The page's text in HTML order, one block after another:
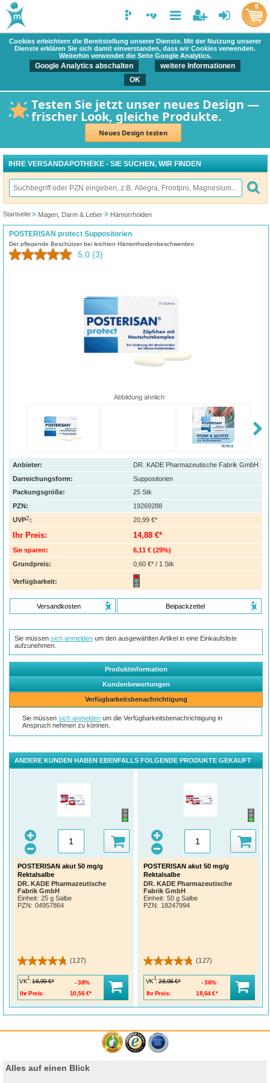
Cookies erleichtern die Bereitstellung unserer Dienste. Mit der Nutzung unserer
Dienste erklären Sie sich damit einverstanden, dass wir Cookies verwenden.
Weiterhin verwendet die Seite Google Analytics.
Google Analytics abschalten
weitere Informationen
OK
Testen Sie jetzt unser neues Design —
frischer Look, gleiche Produkte.
Neues Design testen
0
IHRE VERSANDAPOTHEKE - SIE SUCHEN, WIR FINDEN
Startseite Magen, Darm & Leber Hämorrhoiden
POSTERISAN protect Suppositorien
Der pflegende Beschützer bei leichten Hämorrhoidenbeschwerden
5.0 (3)
Abbildung ähnlich
Anbieter:
DR. KADE Pharmazeutische Fabrik GmbH
Darreichungsform:
Suppositorien
Packungsgröße:
25 Stk
PZN:
19269288
UVP2: 20,99 €*
Ihr Preis: 14,88 €*
Sie sparen: 6,11 € (29%)
Grundpreis:
0,60 €* / 1 Stk
Verfügbarkeit:
Versandkosten Beipackzettel
Sie müssensich anmelden um den ausgewählten Artikel in eine Einkaufsliste
aufzunehmen.
Produktinformation
Kundenbewertungen
Verfügbarkeitsbenachrichtigung
Sie müssensich anmelden um die Verfügbarkeitsbenachrichtigung in
Anspruch nehmen zu können.
ANDERE KUNDEN HABEN EBENFALLS FOLGENDE PRODUKTE GEKAUFT
POSTERISAN akut 50 mg/g
Rektalsalbe
DR. KADE Pharmazeutische
Fabrik GmbH
Einheit: 25 g Salbe
PZN : 04957864
(127)
VK
1
: 16,99 €*
Ihr Preis:
10,56 €*
38%
POSTERISAN akut 50 mg/g
Rektalsalbe
DR. KADE Pharmazeutische
Fabrik GmbH
Einheit: 50 g Salbe
PZN : 18247994
(127)
VK
1
: 28,98 €*
Ihr Preis:
18,64 €*
36%
Alles auf einen Blick